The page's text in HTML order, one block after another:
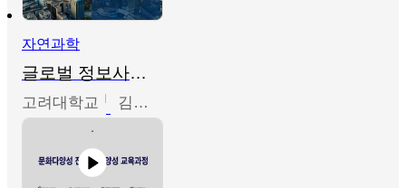
자연과학
글로벌 정보사회와 통계의 창의적 기능
고려대학교 김희영